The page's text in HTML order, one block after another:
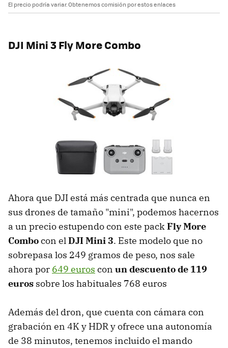
El precio podría variar. Obtenemos comisión por estos enlaces
DJI Mini 3 Fly More Combo
Ahora que DJI está más centrada que nunca en
sus drones de tamaño "mini", podemos hacernos
a un precio estupendo con este packFly More
Combocon elDJI Mini 3. Este modelo que no
sobrepasa los 249 gramos de peso, nos sale
ahora por 649 euros con un descuento de 119
euros sobre los habituales 768 euros
Además del dron, que cuenta con cámara con
grabación en 4K y HDR y ofrece una autonomía
de 38 minutos, tenemos incluido el mando